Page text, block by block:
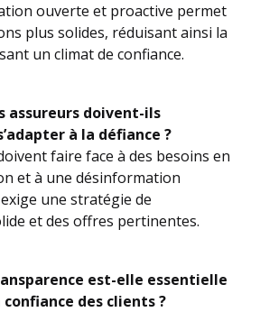
ouverte et proactive permet
plus solides, réduisant ainsi la
un climat de confiance.
assureurs doivent-ils
à la défiance ?
faire face à des besoins en
et à une désinformation
une stratégie de
et des offres pertinentes.
est-elle essentielle
des clients ?